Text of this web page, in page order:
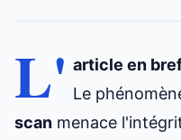
L' article en
Le
scan menace